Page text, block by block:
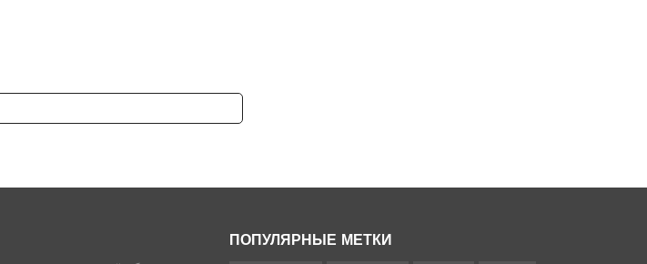
ПОПУЛЯРНЫЕ МЕТКИ